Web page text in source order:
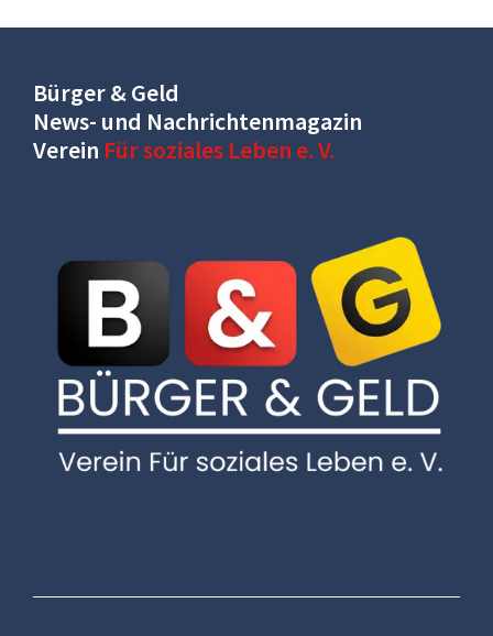
Bürger & Geld
News- und Nachrichtenmagazin
Verein Für soziales Leben e. V.